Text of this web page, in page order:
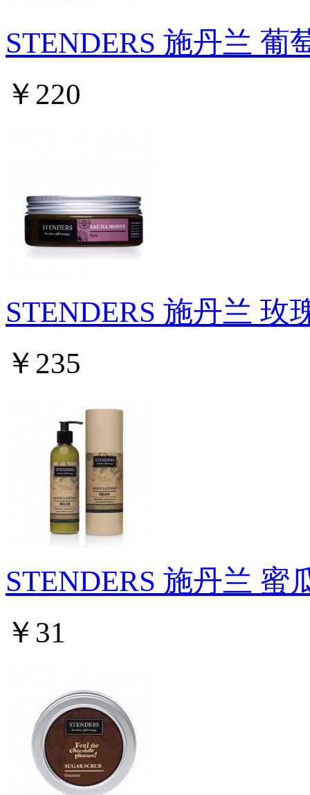
STENDERS 施丹兰 葡
￥220
STENDERS 施丹兰 玫
￥235
STENDERS 施丹兰 蜜
￥31